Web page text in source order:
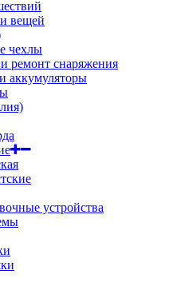
вещей
чехлы
ремонт снаряжения
аккумуляторы
устройства